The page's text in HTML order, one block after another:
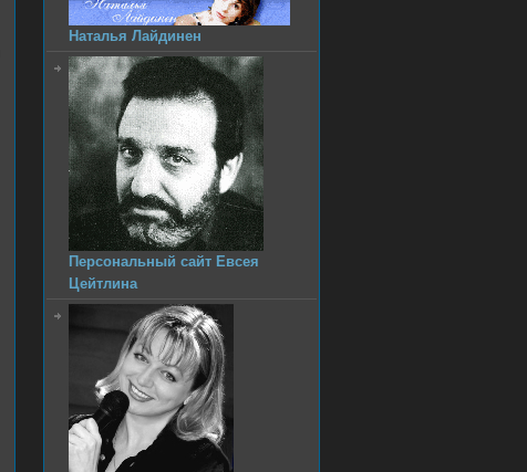
Наталья Лайдинен
Персональный сайт Евсея
Цейтлина